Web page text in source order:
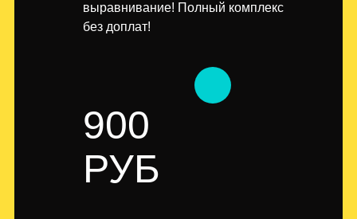
900
РУБ
выравнивание! Полный комплекс
без доплат!